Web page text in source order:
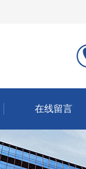
在线留言